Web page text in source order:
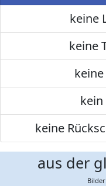
keine
keine
keine
aus der
Bilder: